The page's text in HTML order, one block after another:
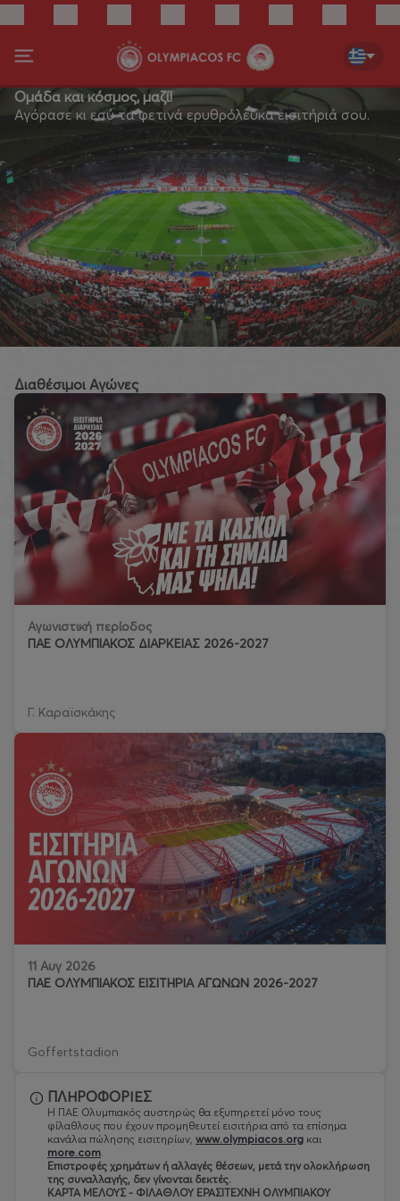
Ομάδα και κόσμος, μαζί!
Αγόρασε κι εσύ τα φετινά ερυθρόλευκα εισιτήριά σου.
Διαθέσιμοι Αγώνες
Αγωνιστική περίοδος
ΠΑΕ ΟΛΥΜΠΙΑΚΟΣ ΔΙΑΡΚΕΙΑΣ 2026-2027
Γ. Καραϊσκάκης
11 Αυγ 2026
ΠΑΕ ΟΛΥΜΠΙΑΚΟΣ ΕΙΣΙΤΗΡΙΑ ΑΓΩΝΩΝ 2026-2027
Goffertstadion
ΠΛΗΡΟΦΟΡΙΕΣ
Η ΠΑΕ Ολυμπιακός αυστηρώς θα εξυπηρετεί μόνο τους
φίλαθλους που έχουν προμηθευτεί εισιτήρια από τα επίσημα
κανάλια πώλησης εισιτηρίων, www.olympiacos.org και
more.com.
Eπιστροφές χρημάτων ή αλλαγές θέσεων, μετά την ολοκλήρωση
της συναλλαγής, δεν γίνονται δεκτές.
ΚΑΡΤΑ ΜΕΛΟΥΣ - ΦΙΛΑΘΛΟΥ ΕΡΑΣΙΤΕΧΝΗ ΟΛΥΜΠΙΑΚΟΥ